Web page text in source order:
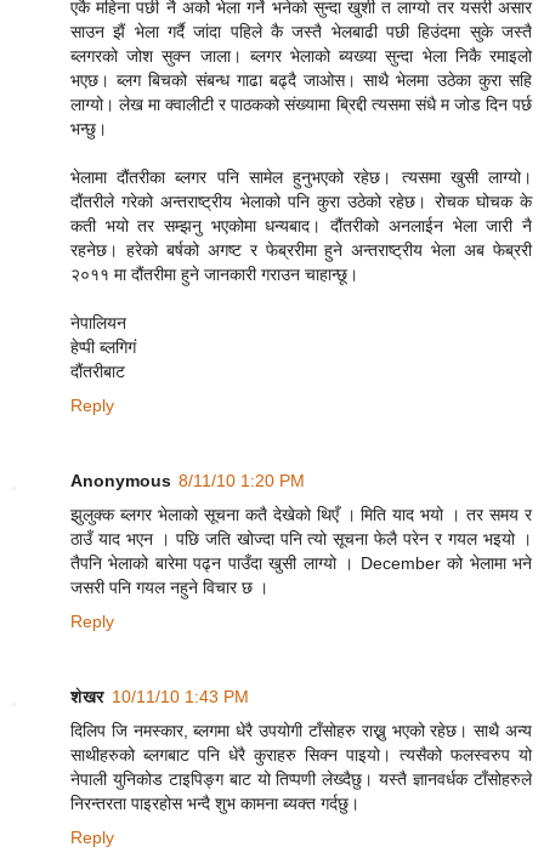
एकै महिना पछी नै अर्को भेला गर्ने भनेको सुन्दा खुशी त लाग्यो तर यसरी असार
साउन झैं भेला गर्दै जांदा पहिले कै जस्तै भेलबाढी पछी हिउंदमा सुके जस्तै
ब्लगरको जोश सुक्न जाला। ब्लगर भेलाको ब्यख्या सुन्दा भेला निकै रमाइलो
भएछ। ब्लग बिचको संबन्ध गाढा बढ्दै जाओस। साथै भेलमा उठेका कुरा सहि
लाग्यो। लेख मा क्वालीटी र पाठकको संख्यामा ब्रिद्दी त्यसमा संधै म जोड दिन पर्छ
भन्छु।
भेलामा दौंतरीका ब्लगर पनि सामेल हुनुभएको रहेछ। त्यसमा खुसी लाग्यो।
दौंतरीले गरेको अन्तराष्ट्रीय भेलाको पनि कुरा उठेको रहेछ। रोचक घोचक के
कती भयो तर सम्झनु भएकोमा धन्यबाद। दौंतरीको अनलाईन भेला जारी नै
रहनेछ। हरेको बर्षको अगष्ट र फेब्ररीमा हुने अन्तराष्ट्रीय भेला अब फेब्ररी
२०११ मा दौंतरीमा हुने जानकारी गराउन चाहान्छू।
नेपालियन
हेप्पी ब्लगिगं
दौंतरीबाट
Reply
Anonymous 8/11/10 1:20 PM
झुलुक्क ब्लगर भेलाको सूचना कतै देखेको थिएँ । मिति याद भयो । तर समय र
ठाउँ याद भएन । पछि जति खोज्दा पनि त्यो सूचना फेलै परेन र गयल भइयो ।
तैपनि भेलाको बारेमा पढ्न पाउँदा खुसी लाग्यो । December को भेलामा भने
जसरी पनि गयल नहुने विचार छ ।
Reply
शेखर 10/11/10 1:43 PM
दिलिप जि नमस्कार, ब्लगमा धेरै उपयोगी टाँसोहरु राख्नु भएको रहेछ। साथै अन्य
साथीहरुको ब्लगबाट पनि धेरै कुराहरु सिक्न पाइयो। त्यसैको फलस्वरुप यो
नेपाली युनिकोड टाइपिङ्ग बाट यो तिप्पणी लेख्दैछु। यस्तै ज्ञानवर्धक टाँसोहरुले
निरन्तरता पाइरहोस भन्दै शुभ कामना ब्यक्त गर्दछु।
Reply